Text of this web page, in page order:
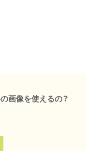
画像を使えるの？